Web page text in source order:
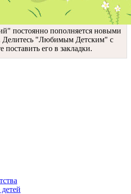
постоянно пополняется новыми
Делитесь "Любимым Детским" с
поставить его в закладки.